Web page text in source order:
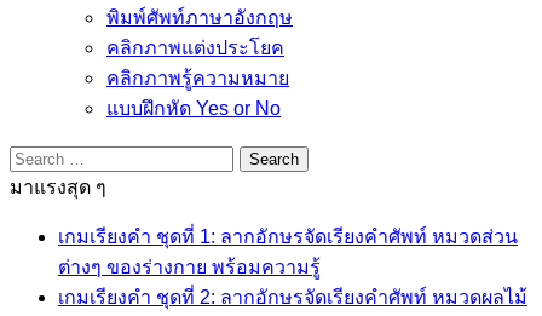
พิมพ์ศัพท์ภาษาอังกฤษ
คลิกภาพแต่งประโยค
คลิกภาพรู้ความหมาย
แบบฝึกหัด Yes or No
Search
for:
มาแรงสุด ๆ
เกมเรียงคำ ชุดที่ 1: ลากอักษรจัดเรียงคำศัพท์ หมวดส่วน
ต่างๆ ของร่างกาย พร้อมความรู้
เกมเรียงคำ ชุดที่ 2: ลากอักษรจัดเรียงคำศัพท์ หมวดผลไม้